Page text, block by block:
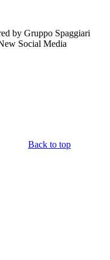
by Gruppo Spaggiari
Social Media
Back to top